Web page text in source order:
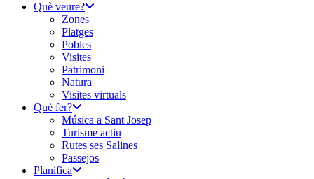
Què veure?
Zones
Platges
Pobles
Visites
Patrimoni
Natura
Visites virtuals
Què fer?
Música a Sant Josep
Turisme actiu
Rutes ses Salines
Passejos
Planifica